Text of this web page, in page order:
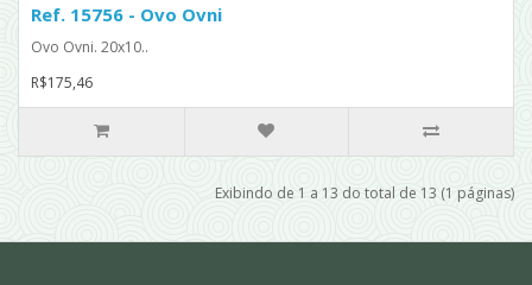
Ref. 15756 - Ovo Ovni
Ovo Ovni. 20x10..
R$175,46
Exibindo de 1 a 13 do total de 13 (1 páginas)